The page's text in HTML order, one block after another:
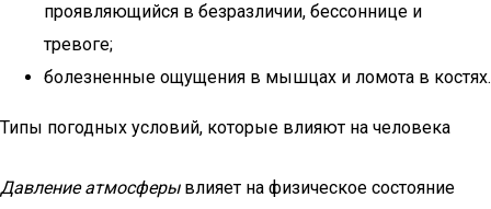
проявляющийся в безразличии, бессоннице и
тревоге;
болезненные ощущения в мышцах и ломота в костях.
Типы погодных условий, которые влияют на человека
Давление атмосферывлияет на физическое состояние